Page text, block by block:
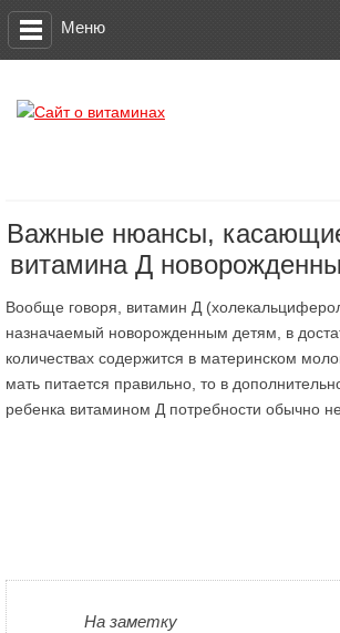
Важные нюансы,
витамина Д
Вообще говоря, витамин Д
назначаемый новорожденным детям, в
количествах содержится в материнском
мать питается правильно, то в
ребенка витамином Д потребности обычно не
На заметку
Меню